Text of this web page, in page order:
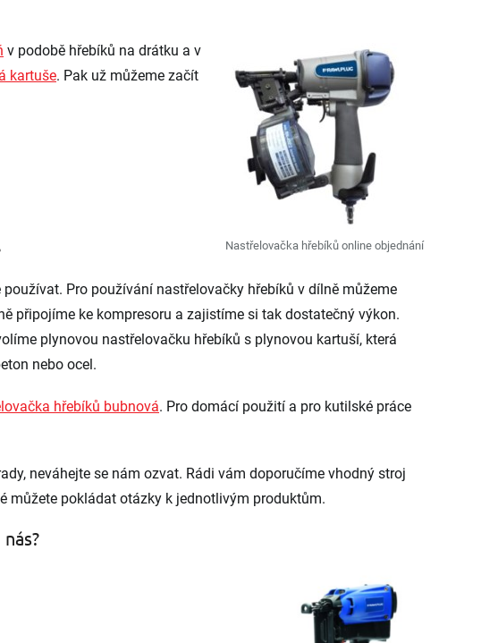
Nastřelovačka hřebíků online objednání
v podobě hřebíků na drátku a v
kartuše. Pak už můžeme začít
Pro používání nastřelovačky hřebíků v dílně můžeme
připojíme ke kompresoru a zajistíme si tak dostatečný výkon.
plynovou nastřelovačku hřebíků s plynovou kartuší, která
nebo ocel.
hřebíků bubnová. Pro domácí použití a pro kutilské práce
neváhejte se nám ozvat. Rádi vám doporučíme vhodný stroj
můžete pokládat otázky k jednotlivým produktům.